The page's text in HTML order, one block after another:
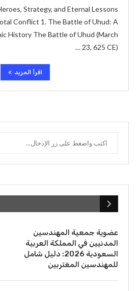
Strategy, and Eternal Lessons
Conflict 1. The Battle of Uhud: A
History The Battle of Uhud (March
23, 625 CE) …
اقرأ المزيد
عضوية جمعية المهندسين
المدنيين في المملكة العربية
السعودية 2026: دليل شامل
للمهندسين المغتربين